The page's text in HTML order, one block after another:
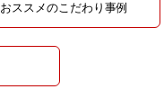
おススメのこだわり事例